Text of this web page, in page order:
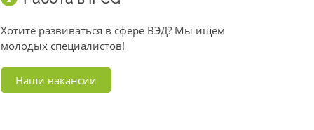
Хотите развиваться в сфере ВЭД? Мы ищем
молодых специалистов!
Наши вакансии